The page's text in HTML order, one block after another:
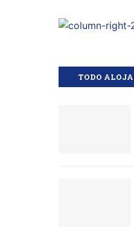
TODO